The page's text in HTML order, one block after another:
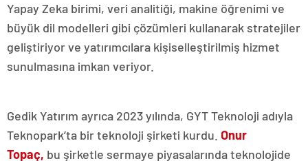
Yapay Zeka birimi, veri analitiği, makine öğrenimi ve
büyük dil modelleri gibi çözümleri kullanarak stratejiler
geliştiriyor ve yatırımcılara kişiselleştirilmiş hizmet
sunulmasına imkan veriyor.
Gedik Yatırım ayrıca 2023 yılında, GYT Teknoloji adıyla
Teknopark’ta bir teknoloji şirketi kurdu. Onur
Topaç, bu şirketle sermaye piyasalarında teknolojide